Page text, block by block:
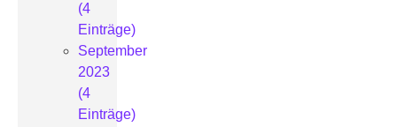
(4
Einträge)
September
2023
(4
Einträge)